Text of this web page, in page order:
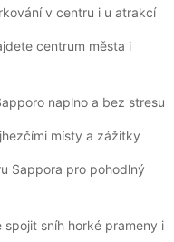
v centru i u atrakcí
centrum města i
naplno a bez stresu
místy a zážitky
Sappora pro pohodlný
sníh horké prameny i